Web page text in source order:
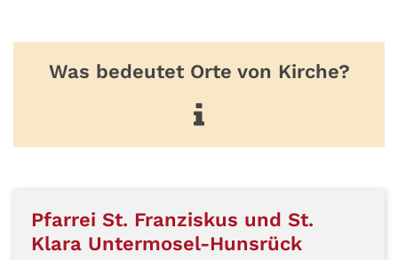
Was bedeutet Orte von Kirche?
Pfarrei St. Franziskus und St.
Klara Untermosel-Hunsrück